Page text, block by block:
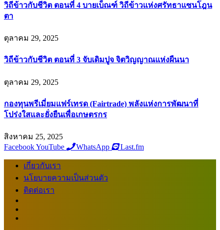
วิถีข้าวกับชีวิต ตอนที่ 4 บายเบ็ณฑ์ วิถีข้าวแห่งศรัทธาแซนโฎน
ตา
ตุลาคม 29, 2025
วิถีข้าวกับชีวิต ตอนที่ 3 จับเดิมปูจ จิตวิญญาณแห่งผืนนา
ตุลาคม 29, 2025
กองทุนพรีเมี่ยมแฟร์เทรด (Fairtrade) พลังแห่งการพัฒนาที่
โปร่งใสและยั่งยืนเพื่อเกษตรกร
สิงหาคม 25, 2025
FacebookYouTube WhatsApp Last.fm
เกี่ยวกับเรา
นโยบายความเป็นส่วนตัว
ติดต่อเรา